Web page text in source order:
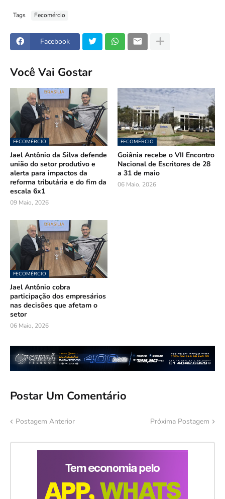
Tags Fecomércio
Facebook
Você Vai Gostar
FECOMÉRCIO
Jael Antônio da Silva defende
união do setor produtivo e
alerta para impactos da
reforma tributária e do fim da
escala 6x1
09 Maio, 2026
FECOMÉRCIO
Goiânia recebe o VII Encontro
Nacional de Escritores de 28
a 31 de maio
06 Maio, 2026
FECOMÉRCIO
Jael Antônio cobra
participação dos empresários
nas decisões que afetam o
setor
06 Maio, 2026
Postar Um Comentário
Postagem Anterior Próxima Postagem